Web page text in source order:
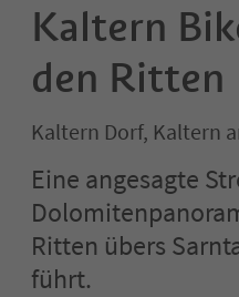
Kaltern
den Ritten
Kaltern Dorf, Kaltern
Eine angesagte
Ritten übers
führt.